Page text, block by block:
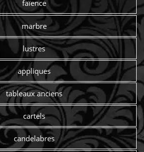
faïence
marbre
lustres
appliques
tableaux anciens
cartels
candelabres